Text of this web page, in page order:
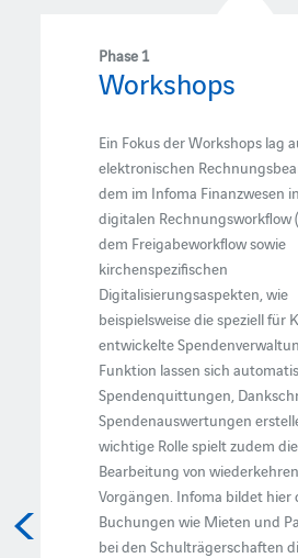
Phase 1
Workshops
Ein Fokus der Workshops lag
elektronischen
dem im Infoma Finanzwesen
digitalen Rechnungsworkflow
dem Freigabeworkflow sowie
kirchenspezifischen
Digitalisierungsaspekten, wie
beispielsweise die speziell für
entwickelte
Funktion lassen sich
Spendenquittungen,
Spendenauswertungen
wichtige Rolle spielt zudem die
Bearbeitung von
Vorgängen. Infoma bildet hier
Buchungen wie Mieten und
bei den Schulträgerschaften